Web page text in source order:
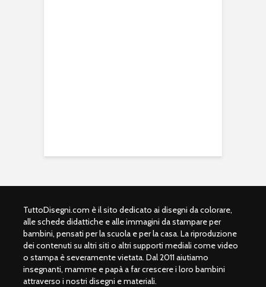
TuttoDisegni.com è il sito dedicato ai disegni da colorare,
alle schede didattiche e alle immagini da stampare per
bambini, pensati per la scuola e per la casa. La riproduzione
dei contenuti su altri siti o altri supporti mediali come video
o stampa è severamente vietata. Dal 2011 aiutiamo
insegnanti, mamme e papà a far crescere i loro bambini
attraverso i nostri disegni e materiali.